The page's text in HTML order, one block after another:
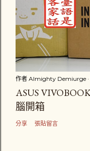
作者 Almighty Demiurge
ASUS
腦開箱
分享 張貼留言